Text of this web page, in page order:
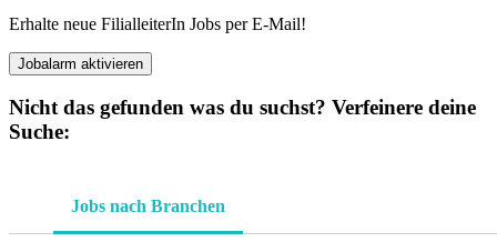
Erhalte neue FilialleiterIn Jobs per E-Mail!
Jobalarm aktivieren
Nicht das gefunden was du suchst? Verfeinere deine
Suche:
Jobs nach Branchen